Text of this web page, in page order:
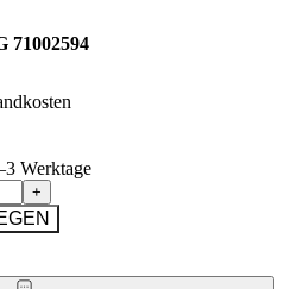
71002594
Werktage
+